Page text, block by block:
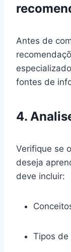
Antes de
fontes de
4.
Verifique se
deseja
deve incluir:
Tipos de